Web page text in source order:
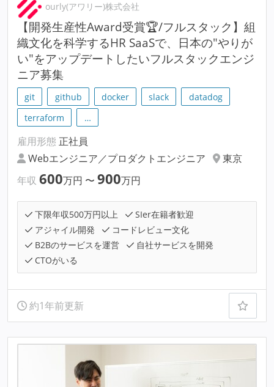
ourly(アワリー)株式会社
【開発生産性Award受賞🏆/フルスタック】組
織文化を科学するHR SaaSで、日本の"やりが
い"をアップデートしたいフルスタックエンジ
ニア募集
git github docker slack
datadog
terraform
…
雇用形態 正社員
Webエンジニア／プロダクトエンジニア
東京
年収 600万円 〜 900万円
下限年収500万円以上
SIer在籍者歓迎
アジャイル開発
コードレビュー文化
B2Bのサービスを運営
自社サービスを開発
CTOがいる
約1年前更新